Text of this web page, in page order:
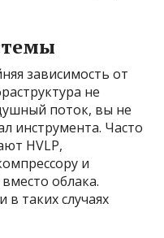
зависимость от
не
поток, вы не
инструмента. Часто
HVLP,
и
облака.
в таких случаях